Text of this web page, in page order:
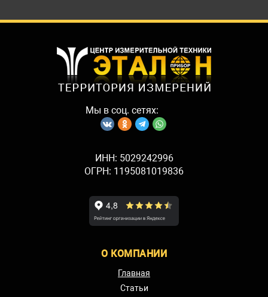
Мы в соц. сетях:
ИНН: 5029242996
ОГРН: 1195081019836
О КОМПАНИИ
Главная
Статьи